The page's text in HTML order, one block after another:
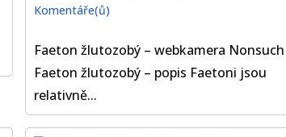
Komentáře(ů)
Faeton žlutozobý – webkamera Nonsuch
Faeton žlutozobý – popis Faetoni jsou
relativně...